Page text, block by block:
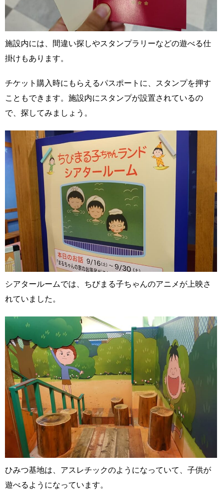
施設内には、間違い探しやスタンプラリーなどの遊べる仕
掛けもあります。
チケット購入時にもらえるパスポートに、スタンプを押す
こともできます。施設内にスタンプが設置されているの
で、探してみましょう。
シアタールームでは、ちびまる子ちゃんのアニメが上映さ
れていました。
ひみつ基地は、アスレチックのようになっていて、子供が
遊べるようになっています。